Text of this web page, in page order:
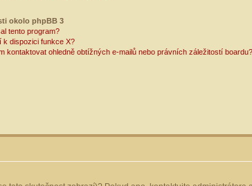
okolo phpBB 3
tento program?
k dispozici funkce X?
kontaktovat ohledně obtížných e-mailů nebo právních záležitostí boardu?